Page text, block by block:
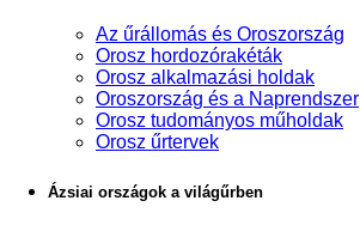
Az űrállomás és Oroszország
Orosz hordozórakéták
Orosz alkalmazási holdak
Oroszország és a Naprendszer
Orosz tudományos műholdak
Orosz űrtervek
Ázsiai országok a világűrben